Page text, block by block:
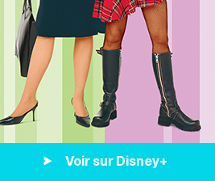
Voir sur Disney+